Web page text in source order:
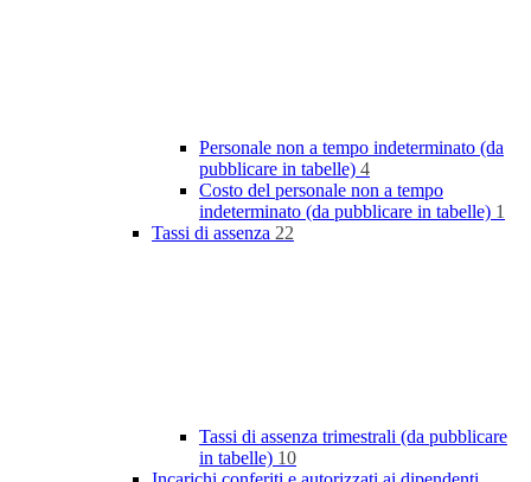
Personale non a tempo indeterminato (da
pubblicare in tabelle) 4
Costo del personale non a tempo
indeterminato (da pubblicare in tabelle) 1
Tassi di assenza 22
Tassi di assenza trimestrali (da pubblicare
in tabelle) 10